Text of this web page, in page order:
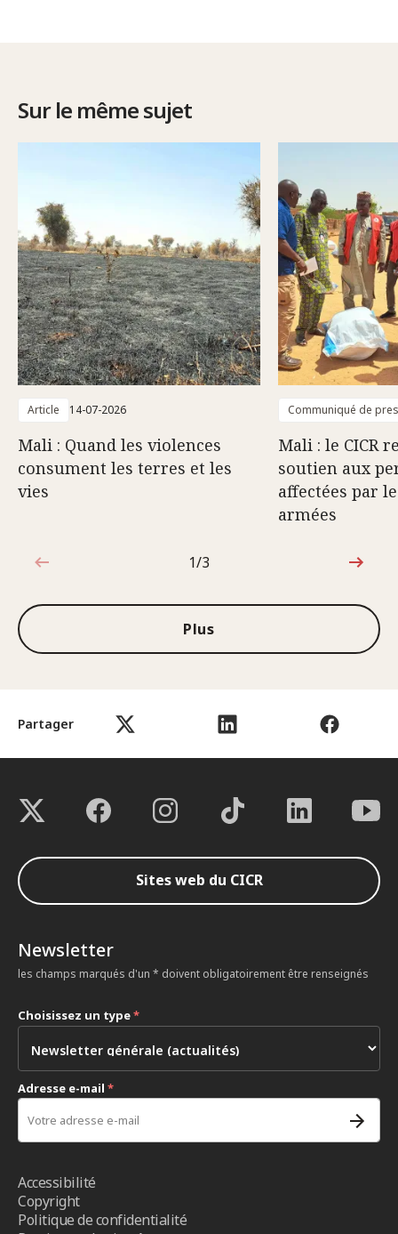
Partager
Sur le même sujet
Article 14-07-2026
Mali : Quand les violences
consument les terres et les
vies
Communiqué de
Mali : le CICR
soutien aux
affectées par
armées
1sur3
1/3
Plus
Sites web du CICR
Newsletter
les champs marqués d'un * doivent obligatoirement être renseignés
Choisissez un type*
Adresse e-mail *
Accessibilité
Copyright
Politique de confidentialité